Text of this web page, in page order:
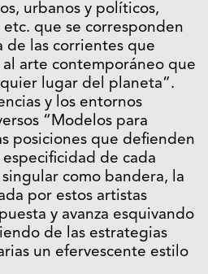
urbanos y políticos,
que se corresponden
de las corrientes que
arte contemporáneo que
lugar del planeta”.
y los entornos
“Modelos para
posiciones que defienden
de cada
como bandera, la
por estos artistas
y avanza esquivando
de las estrategias
un efervescente estilo